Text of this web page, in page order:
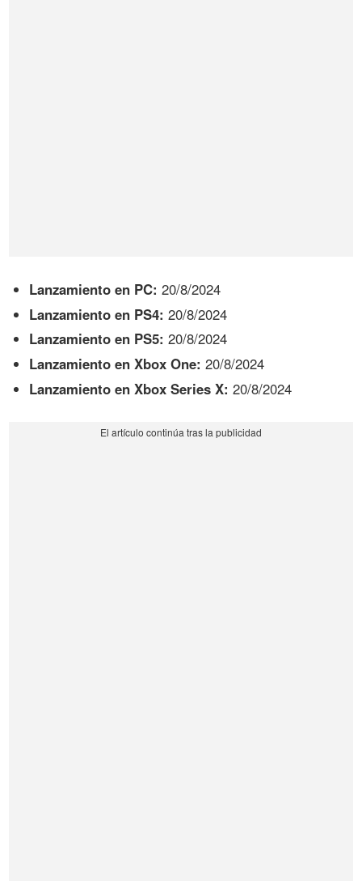
Lanzamiento en PC: 20/8/2024
Lanzamiento en PS4: 20/8/2024
Lanzamiento en PS5: 20/8/2024
Lanzamiento en Xbox One: 20/8/2024
Lanzamiento en Xbox Series X: 20/8/2024